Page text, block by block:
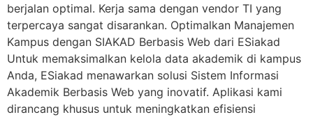
berjalan optimal. Kerja sama dengan vendor TI yang
terpercaya sangat disarankan. Optimalkan Manajemen
Kampus dengan SIAKAD Berbasis Web dari ESiakad
Untuk memaksimalkan kelola data akademik di kampus
Anda, ESiakad menawarkan solusi Sistem Informasi
Akademik Berbasis Web yang inovatif. Aplikasi kami
dirancang khusus untuk meningkatkan efisiensi